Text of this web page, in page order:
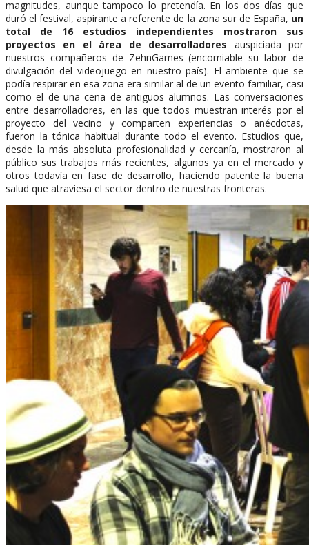
magnitudes, aunque tampoco lo pretendía. En los dos días que
duró el festival, aspirante a referente de la zona sur de España, un
total de 16 estudios independientes mostraron sus
proyectos en el área de desarrolladores auspiciada por
nuestros compañeros de ZehnGames (encomiable su labor de
divulgación del videojuego en nuestro país). El ambiente que se
podía respirar en esa zona era similar al de un evento familiar, casi
como el de una cena de antiguos alumnos. Las conversaciones
entre desarrolladores, en las que todos muestran interés por el
proyecto del vecino y comparten experiencias o anécdotas,
fueron la tónica habitual durante todo el evento. Estudios que,
desde la más absoluta profesionalidad y cercanía, mostraron al
público sus trabajos más recientes, algunos ya en el mercado y
otros todavía en fase de desarrollo, haciendo patente la buena
salud que atraviesa el sector dentro de nuestras fronteras.